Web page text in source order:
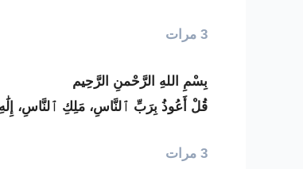
3 مرات
بِسْمِ اللهِ الرَّحْمنِ الرَّحِيم
قُلْ أَعُوذُ بِرَبِّ ٱلنَّاسِ، مَلِكِ ٱلنَّاسِ،
3 مرات